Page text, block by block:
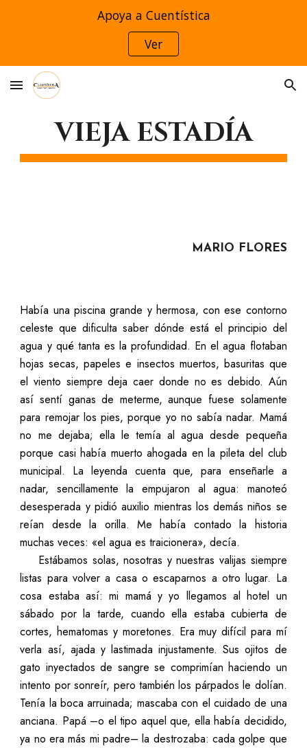
Skip to main content
Apoya a Cuentística
Ver
VIEJA ESTADÍA
MARIO FLORES
Había una piscina grande y hermosa, con ese contorno
celeste que dificulta saber dónde está el principio del
agua y qué tanta es la profundidad. En el agua flotaban
hojas secas, papeles e insectos muertos, basuritas que
el viento siempre deja caer donde no es debido. Aún
así sentí ganas de meterme, aunque fuese solamente
para remojar los pies, porque yo no sabía nadar. Mamá
no me dejaba; ella le temía al agua desde pequeña
porque casi había muerto ahogada en la pileta del club
municipal. La leyenda cuenta que, para enseñarle a
nadar, sencillamente la empujaron al agua: manoteó
desesperada y pidió auxilio mientras los demás niños se
reían desde la orilla. Me había contado la historia
muchas veces: «el agua es traicionera», decía.
Estábamos solas, nosotras y nuestras valijas siempre
listas para volver a casa o escaparnos a otro lugar. La
cosa estaba así: mi mamá y yo llegamos al hotel un
sábado por la tarde, cuando ella estaba cubierta de
cortes, hematomas y moretones. Era muy difícil para mí
verla así, ajada y lastimada injustamente. Sus ojitos de
gato inyectados de sangre se comprimían haciendo un
intento por sonreír, pero también los párpados le dolían.
Tenía la boca arruinada; mascaba con el cuidado de una
anciana. Papá –o el tipo aquel que, ella había decidido,
ya no era más mi padre– la destrozaba: cada golpe que